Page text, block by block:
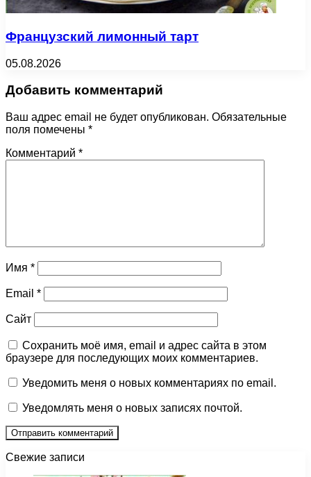
Французский лимонный тарт
05.08.2026
Добавить комментарий
Ваш адрес email не будет опубликован. Обязательные
поля помечены *
Комментарий *
Имя *
Email *
Сайт
Сохранить моё имя, email и адрес сайта в этом
браузере для последующих моих комментариев.
Уведомить меня о новых комментариях по email.
Уведомлять меня о новых записях почтой.
Свежие записи